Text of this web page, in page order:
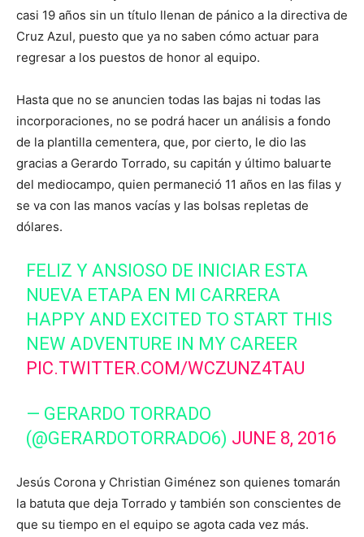
casi 19 años sin un título llenan de pánico a la directiva de
Cruz Azul, puesto que ya no saben cómo actuar para
regresar a los puestos de honor al equipo.
Hasta que no se anuncien todas las bajas ni todas las
incorporaciones, no se podrá hacer un análisis a fondo
de la plantilla cementera, que, por cierto, le dio las
gracias a Gerardo Torrado, su capitán y último baluarte
del mediocampo, quien permaneció 11 años en las filas y
se va con las manos vacías y las bolsas repletas de
dólares.
FELIZ Y ANSIOSO DE INICIAR ESTA
NUEVA ETAPA EN MI CARRERA
HAPPY AND EXCITED TO START THIS
NEW ADVENTURE IN MY CAREER
PIC.TWITTER.COM/WCZUNZ4TAU
— GERARDO TORRADO
(@GERARDOTORRADO6) JUNE 8, 2016
Jesús Corona y Christian Giménez son quienes tomarán
la batuta que deja Torrado y también son conscientes de
que su tiempo en el equipo se agota cada vez más.